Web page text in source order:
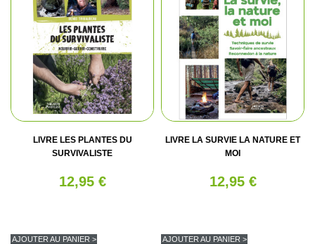
LIVRE LES PLANTES DU
SURVIVALISTE
12,95 €
AJOUTER AU PANIER >
LIVRE LA SURVIE LA NATURE ET
MOI
12,95 €
AJOUTER AU PANIER >